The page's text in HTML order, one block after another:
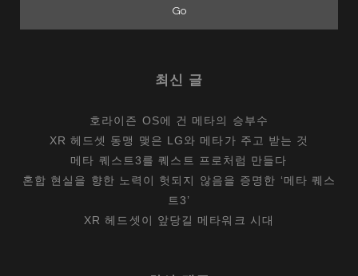
최신 글
호라이즌 OS에 건 메타의 승부수
XR 헤드셋 동맹 맺은 LG와 메타가 주고 받는 것
메타 퀘스트3를 퀘스트 프로처럼 만들다
혼합 현실을 향한 노력이 헛되지 않음을 증명한 ‘메타 퀘스
트3’
XR 헤드셋이 앞당길 메타워크 시대